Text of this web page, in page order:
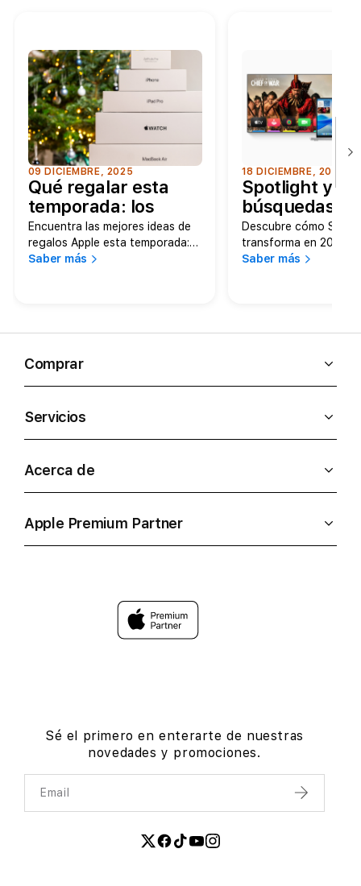
09 DICIEMBRE, 2025
Qué regalar esta
temporada: los
mejores productos
Apple disponibles en
MacStore.
Encuentra las mejores ideas de
regalos Apple esta temporada:
desde MacBooks hasta
Saber más
18 DICIEMBRE, 2025
Spotlight y
búsquedas
inteligentes:
novedades en
macOS y iOS.
Descubre cómo
transforma en 2025
tus búsquedas en
Saber más
Comprar
Servicios
Acerca de
Apple Premium Partner
Sé el primero en enterarte de nuestras
novedades y promociones.
Email